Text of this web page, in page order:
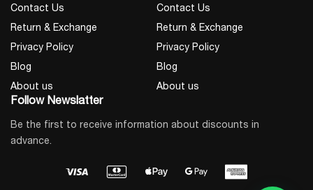
Contact Us
Return & Exchange
Privacy Policy
Blog
About us
Contact Us
Return & Exchange
Privacy Policy
Blog
About us
Follow Newslatter
Be the first to receive information about discounts in
advance.